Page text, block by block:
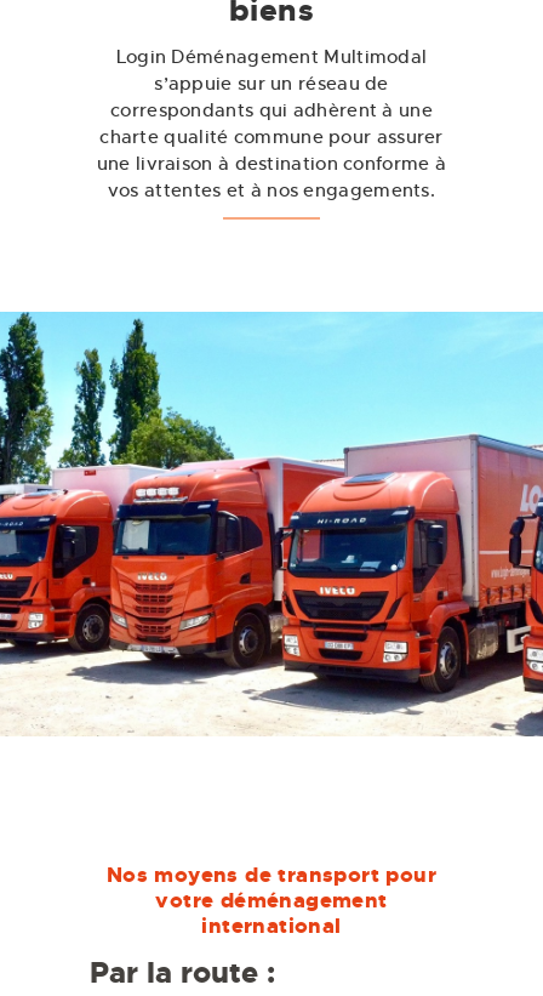
biens
Login Déménagement Multimodal
s’appuie sur un réseau de
correspondants qui adhèrent à une
charte qualité commune pour assurer
une livraison à destination conforme à
vos attentes et à nos engagements.
Nos moyens de transport pour
votre déménagement
international
Par la route :